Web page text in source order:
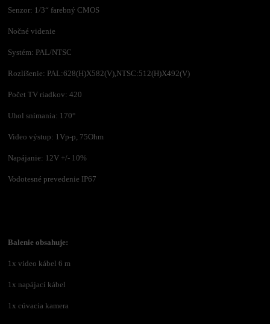
Senzor: 1/3“ farebný CMOS
Nočné videnie
Systém: PAL/NTSC
Rozlíšenie: PAL:628(H)X582(V),NTSC:512(H)X492(V)
Počet TV riadkov: 420
Uhol snímania: 170°
Video výstup: 1Vp-p, 75Ohm
Napájanie: 12V +/- 10%
Vodotesné prevedenie IP67
Balenie obsahuje:
1x video kábel 6 m
1x napájací kábel
1x cúvacia kamera